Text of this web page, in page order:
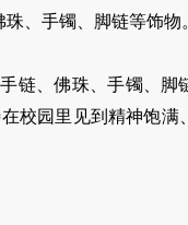
、手镯、脚链等饰物
链、佛珠、手镯、脚
校园里见到精神饱满